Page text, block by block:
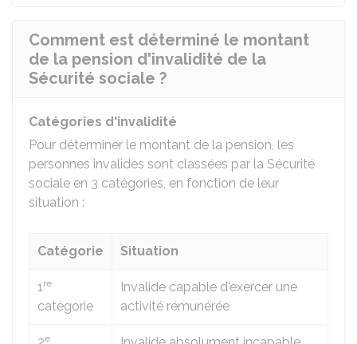
Comment est déterminé le montant
de la pension d'invalidité de la
Sécurité sociale ?
Catégories d'invalidité
Pour déterminer le montant de la pension, les
personnes invalides sont classées par la Sécurité
sociale en 3 catégories, en fonction de leur
situation :
Catégorie Situation
1re
catégorie
Invalide capable d'exercer une
activité rémunérée
e